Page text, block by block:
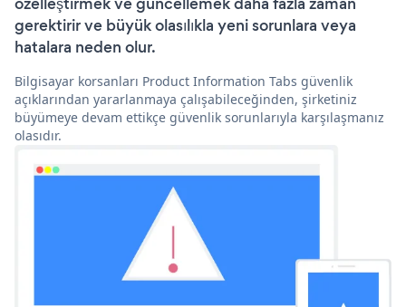
gerektirir ve büyük olasılıkla yeni sorunlara veya
hatalara neden olur.
Bilgisayar korsanları Product Information Tabs güvenlik
açıklarından yararlanmaya çalışabileceğinden, şirketiniz
büyümeye devam ettikçe güvenlik sorunlarıyla karşılaşmanız
olasıdır.